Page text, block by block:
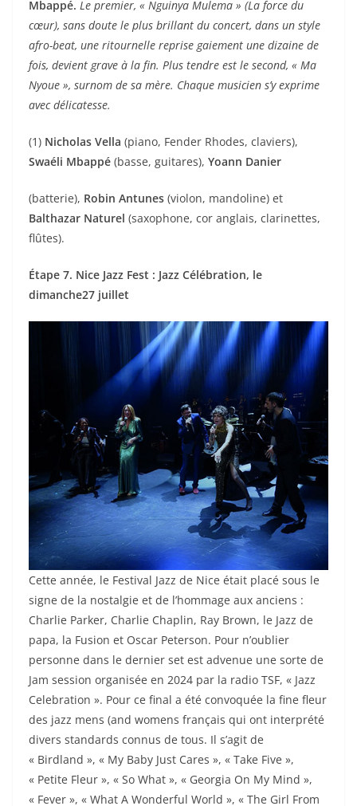
Mbappé. Le premier, « Nguinya Mulema » (La force du
cœur), sans doute le plus brillant du concert, dans un style
afro-beat, une ritournelle reprise gaiement une dizaine de
fois, devient grave à la fin. Plus tendre est le second, « Ma
Nyoue », surnom de sa mère. Chaque musicien s’y exprime
avec délicatesse.
(1) Nicholas Vella (piano, Fender Rhodes, claviers),
Swaéli Mbappé (basse, guitares), Yoann Danier
(batterie), Robin Antunes (violon, mandoline) et
Balthazar Naturel (saxophone, cor anglais, clarinettes,
flûtes).
Étape 7. Nice Jazz Fest : Jazz Célébration, le
dimanche27 juillet
Cette année, le Festival Jazz de Nice était placé sous le
signe de la nostalgie et de l’hommage aux anciens :
Charlie Parker, Charlie Chaplin, Ray Brown, le Jazz de
papa, la Fusion et Oscar Peterson. Pour n’oublier
personne dans le dernier set est advenue une sorte de
Jam session organisée en 2024 par la radio TSF, « Jazz
Celebration ». Pour ce final a été convoquée la fine fleur
des jazz mens (and womens français qui ont interprété
divers standards connus de tous. Il s’agit de
« Birdland », « My Baby Just Cares », « Take Five »,
« Petite Fleur », « So What », « Georgia On My Mind »,
« Fever », « What A Wonderful World », « The Girl From